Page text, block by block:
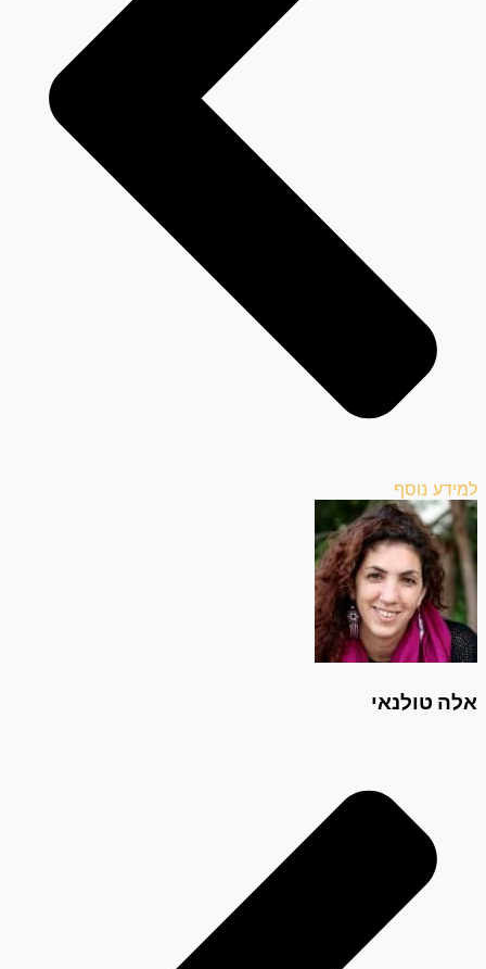
למידע נוסף
אלה טולנאי